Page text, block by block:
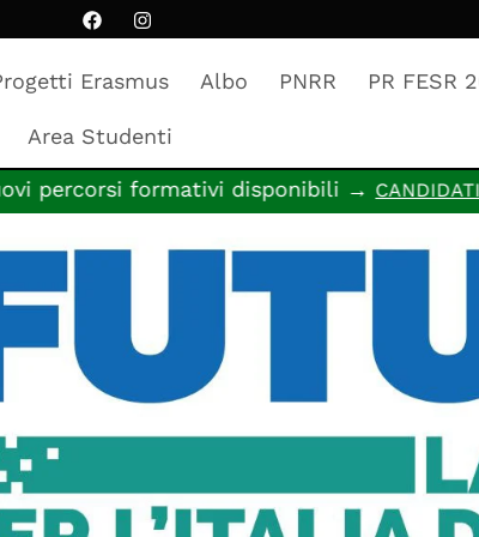
Erasmus Albo PNRR PR FESR
Area Studenti
formativi disponibili →CANDIDATI